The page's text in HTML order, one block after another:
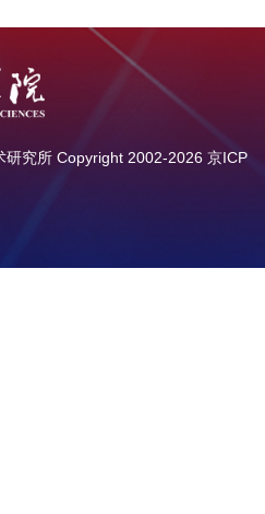
研究所 Copyright 2002-2026 京ICP